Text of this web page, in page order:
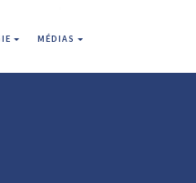
MÉDIAS